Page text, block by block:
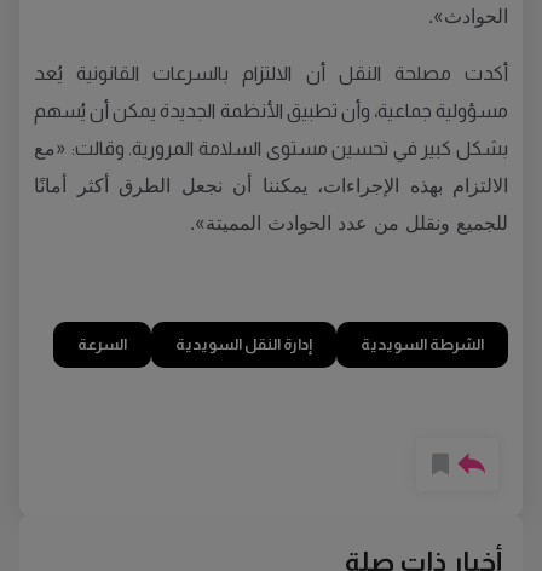
الحوادث».
أكدت مصلحة النقل أن الالتزام بالسرعات القانونية يُعد
مسؤولية جماعية، وأن تطبيق الأنظمة الجديدة يمكن أن يُسهم
بشكل كبير في تحسين مستوى السلامة المرورية. وقالت: «مع
الالتزام بهذه الإجراءات، يمكننا أن نجعل الطرق أكثر أمانًا
للجميع ونقلل من عدد الحوادث المميتة».
الشرطة السويدية إدارة النقل السويدية السرعة
أخبار ذات صلة